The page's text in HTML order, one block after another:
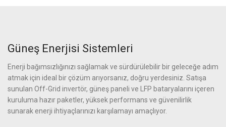
Güneş Enerjisi Sistemleri
Enerji bağımsızlığınızı sağlamak ve sürdürülebilir bir geleceğe adım
atmak için ideal bir çözüm arıyorsanız, doğru yerdesiniz. Satışa
sunulan Off-Grid invertör, güneş paneli ve LFP bataryalarını içeren
kuruluma hazır paketler, yüksek performans ve güvenilirlik
sunarak enerji ihtiyaçlarınızı karşılamayı amaçlıyor.